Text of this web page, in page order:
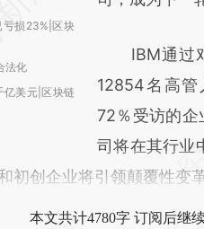
亏损23%|区块
法化
亿美元|区块链
IBM通过对
12854名高管
72％受访的企
司将在其行业
初创企业将引领颠覆性变革
本文共计4780字 订阅后继